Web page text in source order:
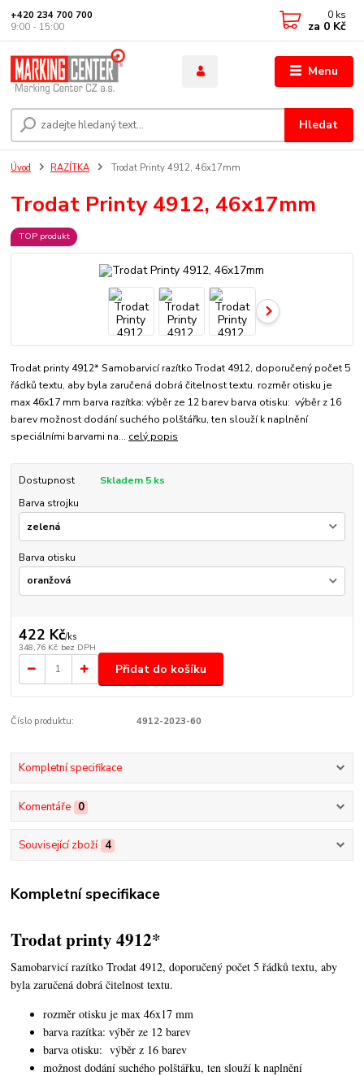
Menu
Hledat
+420 234 700 700
9:00 - 15:00
0 ks
za 0 Kč
Úvod RAZÍTKA Trodat Printy 4912, 46x17mm
Trodat Printy 4912, 46x17mm
TOP produkt
Trodat printy 4912* Samobarvicí razítko Trodat 4912, doporučený počet 5
řádků textu, aby byla zaručená dobrá čitelnost textu. rozměr otisku je
max 46x17 mm barva razítka: výběr ze 12 barev barva otisku: výběr z 16
barev možnost dodání suchého polštářku, ten slouží k naplnění
speciálními barvami na... celý popis
Dostupnost
Skladem 5 ks
Barva strojku
Barva otisku
422 Kč/ks
348,76 Kč bez DPH
Přidat do košíku
Číslo produktu: 4912-2023-60
Kompletní specifikace
Komentáře 0
Související zboží 4
Kompletní specifikace
Trodat printy 4912*
Samobarvicí razítko Trodat 4912, doporučený počet 5 řádků textu,aby
byla zaručená dobrá čitelnost textu.
rozměr otisku je max 46x17 mm
barva razítka: výběr ze 12 barev
barva otisku: výběr z 16 barev
možnost dodání suchého polštářku, ten slouží k naplnění